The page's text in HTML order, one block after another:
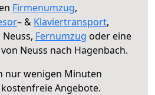
Firmenumzug,
– & Klaviertransport,
Neuss, Fernumzug oder eine
von Neuss nach Hagenbach.
nur wenigen Minuten
Angebote.